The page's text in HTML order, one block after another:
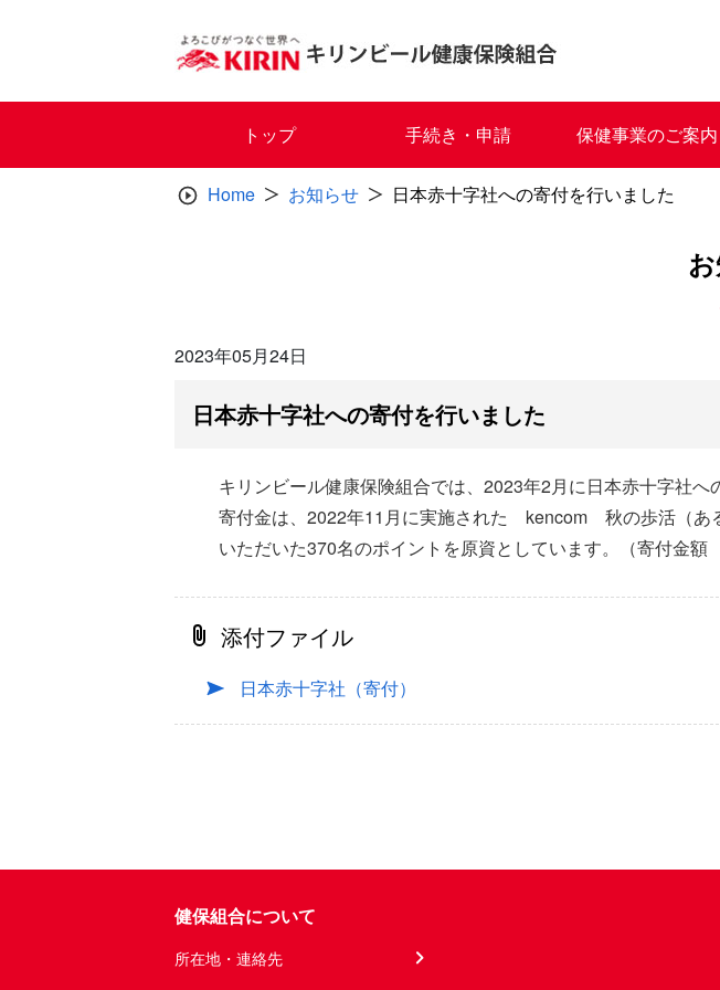
トップ 手続き・申請 保健事業のご案内
Home お知らせ 日本赤十字社への寄付を行いました
2023年05月24日
日本赤十字社への寄付を行いました
キリンビール健康保険組合では、2023年2月に日本赤十字社へ
寄付金は、2022年11月に実施された kencom 秋の歩活（あ
いただいた370名のポイントを原資としています。（寄付金額
添付ファイル
日本赤十字社（寄付）
健保組合について
所在地・連絡先